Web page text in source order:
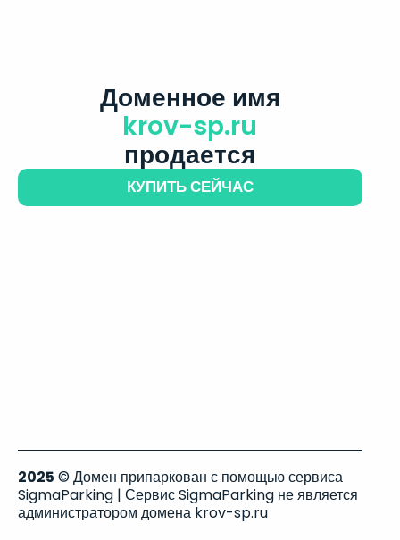
Доменное имя
krov-sp.ru
продается
КУПИТЬ СЕЙЧАС
2025 © Домен припаркован с помощью сервиса
SigmaParking | Сервис SigmaParking не является
администратором домена krov-sp.ru